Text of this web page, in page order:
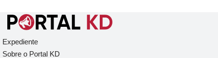
Expediente
Sobre o Portal KD